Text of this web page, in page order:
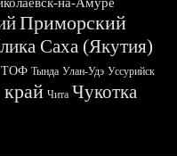
Приморский
Саха (Якутия)
ТОФ Тында Улан-Удэ Уссурийск
Чита Чукотка